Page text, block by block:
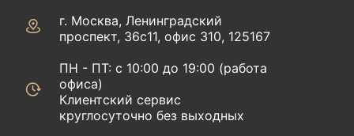
г. Москва, Ленинградский
проспект, 36с11, офис 310, 125167
ПН - ПТ: с 10:00 до 19:00 (работа
офиса)
Клиентский сервис
круглосуточно без выходных